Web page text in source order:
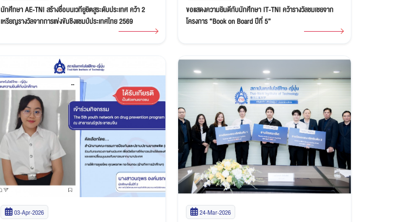
นักศึกษา AE-TNI สร้างชื่อบนเวทียูยิตสูระดับประเทศ คว้า 2
เหรียญรางวัลจากการแข่งขันชิงแชมป์ประเทศไทย 2569
ขอแสดงความยินดีกับนักศึกษา IT-TNI คว้ารางวัลชมเชยจาก
โครงการ “Book on Board ปีที่ 5”
03-Apr-2026 24-Mar-2026